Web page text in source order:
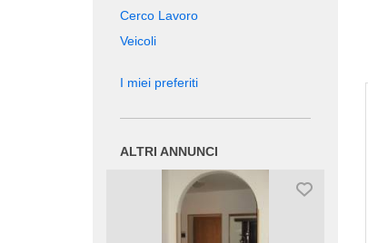
Cerco Lavoro
Veicoli
I miei preferiti
ALTRI ANNUNCI